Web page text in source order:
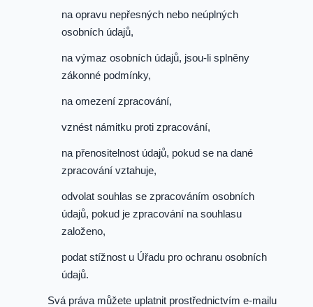
na opravu nepřesných nebo neúplných
osobních údajů,
na výmaz osobních údajů, jsou-li splněny
zákonné podmínky,
na omezení zpracování,
vznést námitku proti zpracování,
na přenositelnost údajů, pokud se na dané
zpracování vztahuje,
odvolat souhlas se zpracováním osobních
údajů, pokud je zpracování na souhlasu
založeno,
podat stížnost u Úřadu pro ochranu osobních
údajů.
Svá práva můžete uplatnit prostřednictvím e-mailu